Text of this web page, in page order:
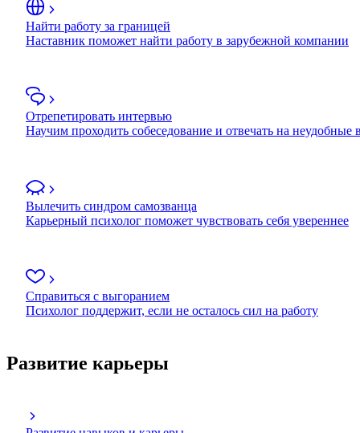
Найти работу за границей
Наставник поможет найти работу в зарубежной компании
Отрепетировать интервью
Научим проходить собеседование и отвечать на неудобные
Вылечить синдром самозванца
Карьерный психолог поможет чувствовать себя увереннее
Справиться с выгоранием
Психолог поддержит, если не осталось сил на работу
Развитие карьеры